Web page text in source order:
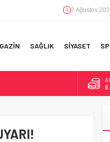
7 Ağustos
SAĞLIK SİYASET